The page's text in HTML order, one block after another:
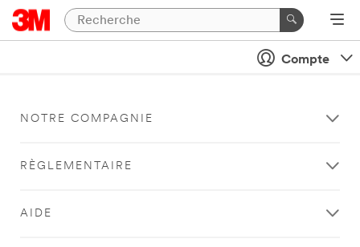
Compte
NOTRE COMPAGNIE
RÈGLEMENTAIRE
AIDE